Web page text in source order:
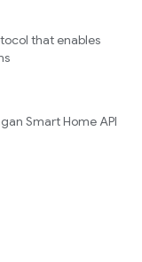
that enables
Smart Home API